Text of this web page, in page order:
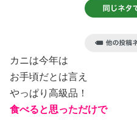
カニは今年は
お手頃だとは言え
やっぱり高級品！
食べると思っただけで